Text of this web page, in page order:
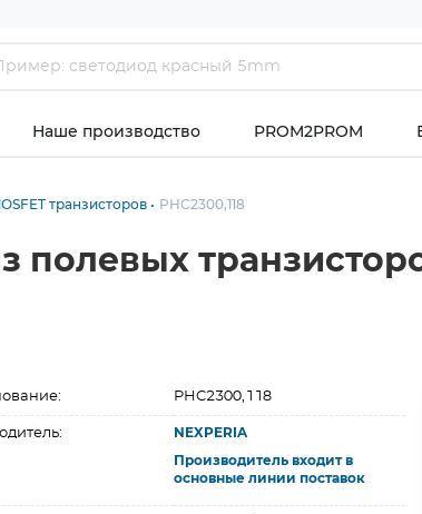
Наше производство PROM2PROM
транзисторов PHC2300,118
полевых
PHC2300,118
NEXPERIA
Производитель входит в
основные линии поставок